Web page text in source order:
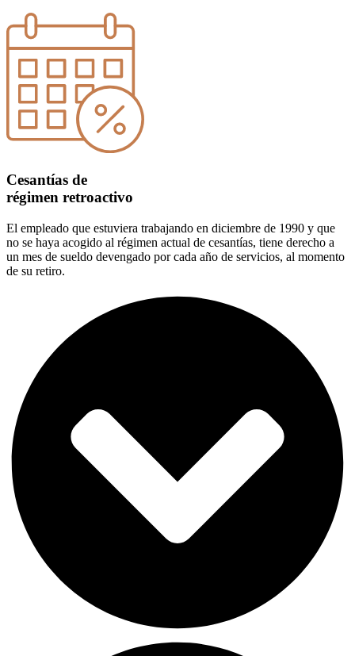
Cesantías de
régimen retroactivo
El empleado que estuviera trabajando en diciembre de 1990 y que
no se haya acogido al régimen actual de cesantías, tiene derecho a
un mes de sueldo devengado por cada año de servicios, al momento
de su retiro.